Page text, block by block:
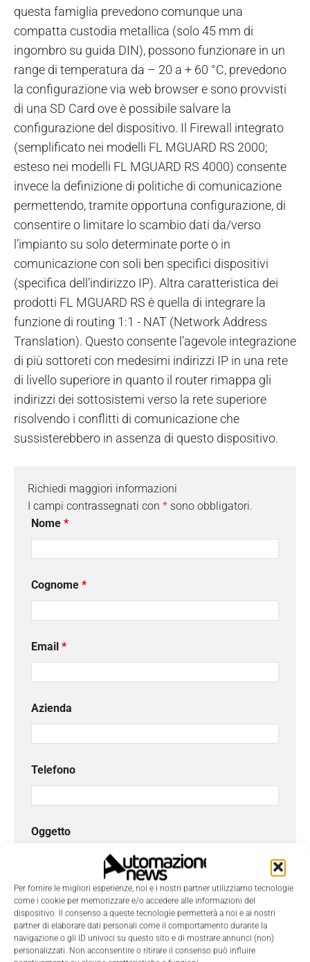
Per fornire le migliori esperienze, noi e i nostri partner utilizziamo tecnologie
come i cookie per memorizzare e/o accedere alle informazioni del
dispositivo. Il consenso a queste tecnologie permetterà a noi e ai nostri
partner di elaborare dati personali come il comportamento durante la
navigazione o gli ID univoci su questo sito e di mostrare annunci (non)
personalizzati. Non acconsentire o ritirare il consenso può influire
questa famiglia prevedono comunque una
compatta custodia metallica (solo 45 mm di
ingombro su guida DIN), possono funzionare in un
range di temperatura da – 20 a + 60 °C, prevedono
la configurazione via web browser e sono provvisti
di una SD Card ove è possibile salvare la
configurazione del dispositivo. Il Firewall integrato
(semplificato nei modelli FL MGUARD RS 2000;
esteso nei modelli FL MGUARD RS 4000) consente
invece la definizione di politiche di comunicazione
permettendo, tramite opportuna configurazione, di
consentire o limitare lo scambio dati da/verso
l’impianto su solo determinate porte o in
comunicazione con soli ben specifici dispositivi
(specifica dell’indirizzo IP). Altra caratteristica dei
prodotti FL MGUARD RS è quella di integrare la
funzione di routing 1:1 - NAT (Network Address
Translation). Questo consente l’agevole integrazione
di più sottoreti con medesimi indirizzi IP in una rete
di livello superiore in quanto il router rimappa gli
indirizzi dei sottosistemi verso la rete superiore
risolvendo i conflitti di comunicazione che
sussisterebbero in assenza di questo dispositivo.
Richiedi maggiori informazioni
I campi contrassegnati con * sono obbligatori.
Nome *
Cognome *
Email *
Azienda
Telefono
Oggetto
Messaggio*